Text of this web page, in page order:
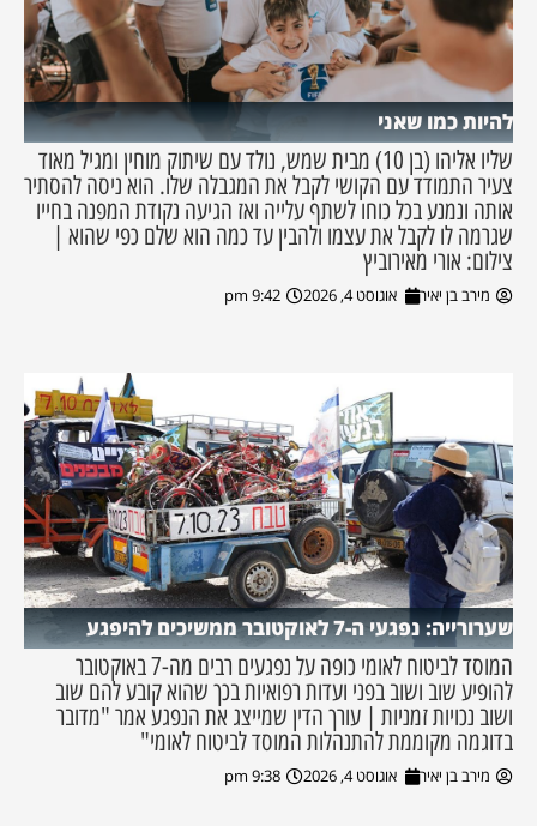
להיות כמו שאני
שליו אליהו (בן 10) מבית שמש, נולד עם שיתוק מוחין ומגיל מאוד
צעיר התמודד עם הקושי לקבל את המגבלה שלו. הוא ניסה להסתיר
אותה ונמנע בכל כוחו לשתף עלייה ואז הגיעה נקודת המפנה בחייו
שגרמה לו לקבל את עצמו ולהבין עד כמה הוא שלם כפי שהוא |
צילום: אורי מאירוביץ
מירב בן יאיר אוגוסט 4, 2026 9:42 pm
שערורייה: נפגעי ה-7 לאוקטובר ממשיכים להיפגע
המוסד לביטוח לאומי כופה על נפגעים רבים מה-7 באוקטובר
להופיע שוב ושוב בפני ועדות רפואיות בכך שהוא קובע להם שוב
ושוב נכויות זמניות | עורך הדין שמייצג את הנפגע אמר "מדובר
בדוגמה מקוממת להתנהלות המוסד לביטוח לאומי"
מירב בן יאיר אוגוסט 4, 2026 9:38 pm